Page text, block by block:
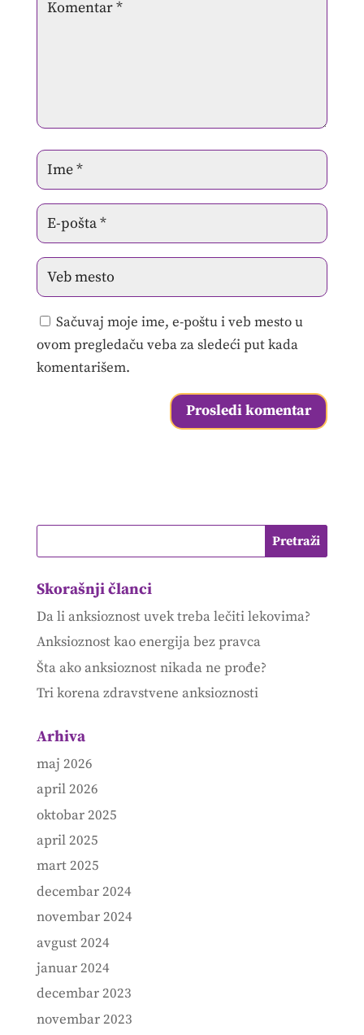
Sačuvaj moje ime, e-poštu i veb mesto u
ovom pregledaču veba za sledeći put kada
komentarišem.
Skorašnji članci
Da li anksioznost uvek treba lečiti lekovima?
Anksioznost kao energija bez pravca
Šta ako anksioznost nikada ne prođe?
Tri korena zdravstvene anksioznosti
Arhiva
maj 2026
april 2026
oktobar 2025
april 2025
mart 2025
decembar 2024
novembar 2024
avgust 2024
januar 2024
decembar 2023
novembar 2023